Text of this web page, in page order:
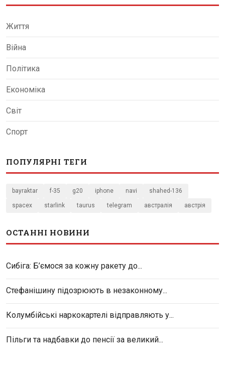
Життя
Війна
Політика
Економіка
Світ
Спорт
ПОПУЛЯРНІ ТЕГИ
bayraktar f-35 g20 iphone navi shahed-136
spacex starlink taurus telegram австралія австрія
ОСТАННІ НОВИНИ
Сибіга: Б’ємося за кожну ракету до...
Стефанішину підозрюють в незаконному...
Колумбійські наркокартелі відправляють у...
Пільги та надбавки до пенсії за великий...